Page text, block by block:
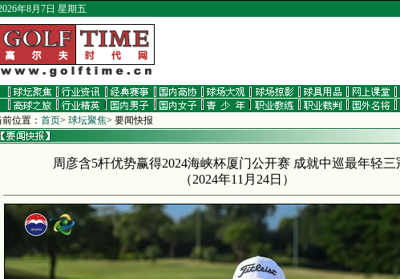
年8月7日 星期五
位置： 首页> 球坛聚焦> 要闻快报
周彦含5杆优势赢得2024海峡杯厦门公开赛 成就中巡最年轻三
（2024年11月24日 ）